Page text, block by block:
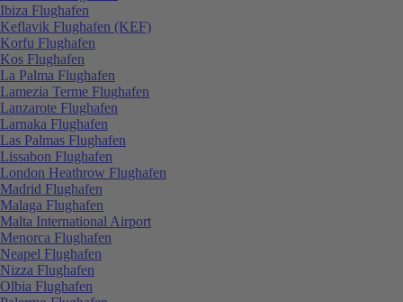
Ibiza Flughafen
Keflavik Flughafen (KEF)
Korfu Flughafen
Kos Flughafen
La Palma Flughafen
Lamezia Terme Flughafen
Lanzarote Flughafen
Larnaka Flughafen
Las Palmas Flughafen
Lissabon Flughafen
London Heathrow Flughafen
Madrid Flughafen
Malaga Flughafen
Malta International Airport
Menorca Flughafen
Neapel Flughafen
Nizza Flughafen
Olbia Flughafen